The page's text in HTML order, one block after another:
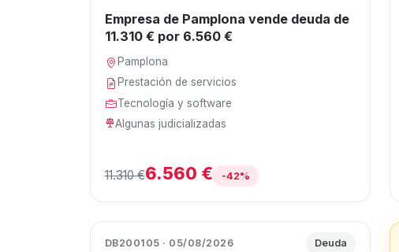
Empresa de Pamplona vende deuda de
11.310 € por 6.560 €
Pamplona
Prestación de servicios
Tecnología y software
Algunas judicializadas
11.310 €6.560 € -42%
DB200105 · 05/08/2026 Deuda